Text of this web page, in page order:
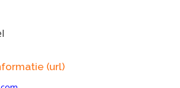
(url)